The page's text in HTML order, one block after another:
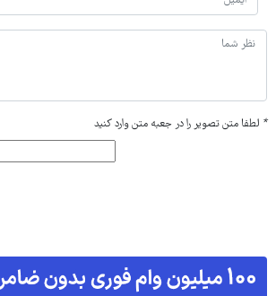
* لطفا متن تصویر را در جعبه متن وارد کنید